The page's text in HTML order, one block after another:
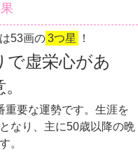
53画の3つ星 ！
で虚栄心があ
重要な運勢です。生涯を
なり、主に50歳以降の晩
。